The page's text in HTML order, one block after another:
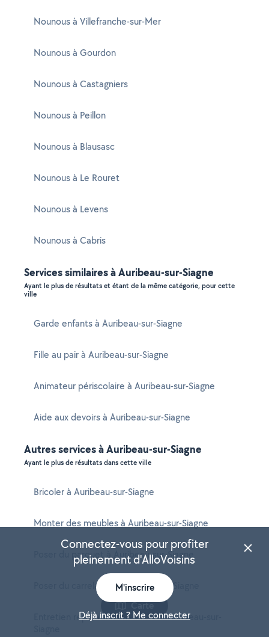
Nounous à Villefranche-sur-Mer
Nounous à Gourdon
Nounous à Castagniers
Nounous à Peillon
Nounous à Blausasc
Nounous à Le Rouret
Nounous à Levens
Nounous à Cabris
Services similaires à Auribeau-sur-Siagne
Ayant le plus de résultats et étant de la même catégorie, pour cette
ville
Garde enfants à Auribeau-sur-Siagne
Fille au pair à Auribeau-sur-Siagne
Animateur périscolaire à Auribeau-sur-Siagne
Aide aux devoirs à Auribeau-sur-Siagne
Autres services à Auribeau-sur-Siagne
Ayant le plus de résultats dans cette ville
Bricoler à Auribeau-sur-Siagne
Monter des meubles à Auribeau-sur-Siagne
Poser du parquet à Auribeau-sur-Siagne
Poser du carrelage à Auribeau-sur-Siagne
Entretien réparation chaudière à Auribeau-sur-
Carte
Connectez-vous pour profiter
pleinement d'AlloVoisins
M'inscrire
Déjà inscrit ? Me connecter